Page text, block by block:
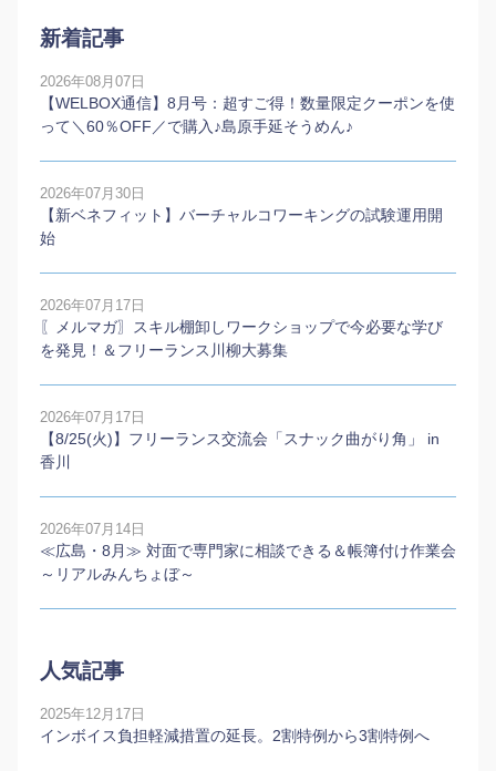
新着記事
2026年08月07日
【WELBOX通信】8月号：超すご得！数量限定クーポンを使
って＼60％OFF／で購入♪島原手延そうめん♪
2026年07月30日
【新ベネフィット】バーチャルコワーキングの試験運用開
始
2026年07月17日
〖メルマガ〗スキル棚卸しワークショップで今必要な学び
を発見！＆フリーランス川柳大募集
2026年07月17日
【8/25(火)】フリーランス交流会「スナック曲がり角」 in
香川
2026年07月14日
≪広島・8月≫ 対面で専門家に相談できる＆帳簿付け作業会
～リアルみんちょぼ～
人気記事
2025年12月17日
インボイス負担軽減措置の延長。2割特例から3割特例へ